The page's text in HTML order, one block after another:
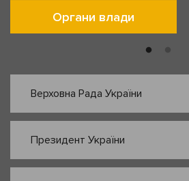
Органи влади
Верховна Рада України
Президент України